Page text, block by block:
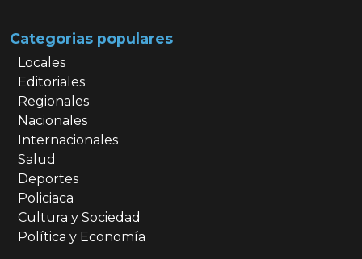
Categorias populares
Locales
Editoriales
Regionales
Nacionales
Internacionales
Salud
Deportes
Policiaca
Cultura y Sociedad
Política y Economía